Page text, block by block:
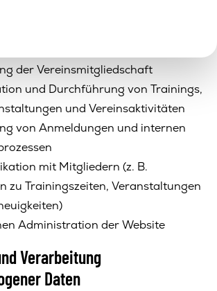
der Vereinsmitgliedschaft
und Durchführung von Trainings,
und Vereinsaktivitäten
von Anmeldungen und internen
mit Mitgliedern (z. B.
zu Trainingszeiten, Veranstaltungen
Administration der Website
Verarbeitung
Daten